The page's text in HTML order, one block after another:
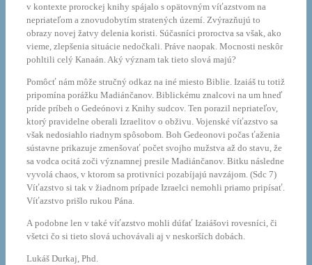
v kontexte prorockej knihy spájalo s opätovným víťazstvom na
nepriateľom a znovudobytím stratených území. Zvýrazňujú to
obrazy novej žatvy delenia koristi. Súčasníci proroctva sa však, ako
vieme, zlepšenia situácie nedočkali. Práve naopak. Mocnosti neskôr
pohltili celý Kanaán. Aký význam tak tieto slová majú?
Pomôcť nám môže stručný odkaz na iné miesto Biblie. Izaiáš tu totiž
pripomína porážku Madiánčanov. Biblickému znalcovi na um hneď
príde príbeh o Gedeónovi z Knihy sudcov. Ten porazil nepriateľov,
ktorý pravidelne oberali Izraelitov o obživu. Vojenské víťazstvo sa
však nedosiahlo riadnym spôsobom. Boh Gedeonovi počas ťaženia
sústavne prikazuje zmenšovať počet svojho mužstva až do stavu, že
sa vodca ocitá zoči významnej presile Madiánčanov. Bitku následne
vyvolá chaos, v ktorom sa protivníci pozabíjajú navzájom. (Sdc 7)
Víťazstvo si tak v žiadnom prípade Izraelci nemohli priamo pripísať.
Víťazstvo prišlo rukou Pána.
A podobne len v také víťazstvo mohli dúfať Izaiášovi rovesníci, či
všetci čo si tieto slová uchovávali aj v neskorších dobách.
Lukáš Durkaj, Phd.